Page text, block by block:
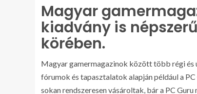
Magyar
kiadvány is
körében.
Magyar gamermagazinok között több régi és
fórumok és tapasztalatok alapján például a
sokan rendszeresen vásároltak, bár a PC